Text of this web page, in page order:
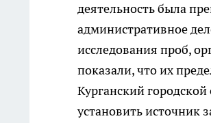
деятельность была
административное
исследования проб,
показали, что их
Курганский
установить источник